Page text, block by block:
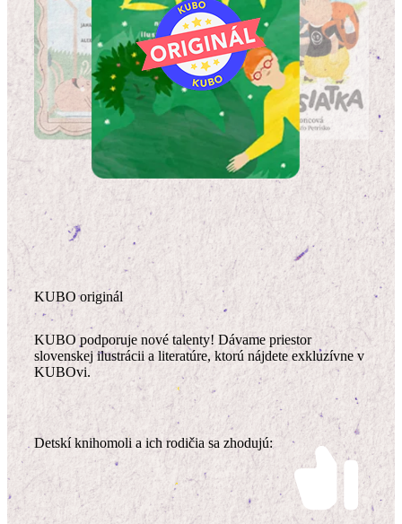
KUBO originál
KUBO podporuje nové talenty! Dávame priestor
slovenskej ilustrácii a literatúre, ktorú nájdete exkluzívne v
KUBOvi.
Detskí knihomoli a ich rodičia sa zhodujú: